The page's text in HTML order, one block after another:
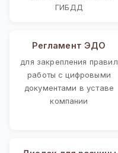
ГИБДД
Регламент ЭДО
для закрепления правил
работы с цифровыми
документами в уставе
компании